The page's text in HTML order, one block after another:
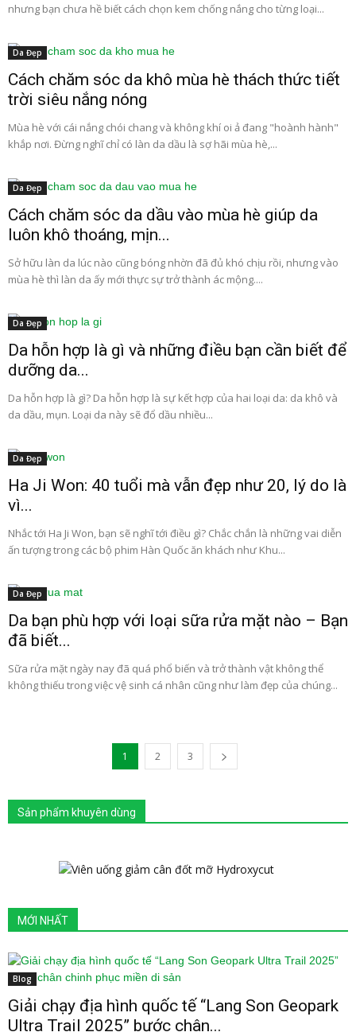
nhưng bạn chưa hề biết cách chọn kem chống nắng cho từng loại...
Da Đẹp
Cách chăm sóc da khô mùa hè thách thức tiết
trời siêu nắng nóng
Mùa hè với cái nắng chói chang và không khí oi ả đang "hoành hành"
khắp nơi. Đừng nghĩ chỉ có làn da dầu là sợ hãi mùa hè,...
Da Đẹp
Cách chăm sóc da dầu vào mùa hè giúp da
luôn khô thoáng, mịn...
Sở hữu làn da lúc nào cũng bóng nhờn đã đủ khó chịu rồi, nhưng vào
mùa hè thì làn da ấy mới thực sự trở thành ác mộng....
Da Đẹp
Da hỗn hợp là gì và những điều bạn cần biết để
dưỡng da...
Da hỗn hợp là gì? Da hỗn hợp là sự kết hợp của hai loại da: da khô và
da dầu, mụn. Loại da này sẽ đổ dầu nhiều...
Da Đẹp
Ha Ji Won: 40 tuổi mà vẫn đẹp như 20, lý do là
vì...
Nhắc tới Ha Ji Won, bạn sẽ nghĩ tới điều gì? Chắc chắn là những vai diễn
ấn tượng trong các bộ phim Hàn Quốc ăn khách như Khu...
Da Đẹp
Da bạn phù hợp với loại sữa rửa mặt nào – Bạn
đã biết...
Sữa rửa mặt ngày nay đã quá phổ biến và trở thành vật không thể
không thiếu trong việc vệ sinh cá nhân cũng như làm đẹp của chúng...
1 2 3
Sản phẩm khuyên dùng
MỚI NHẤT
Blog
Giải chạy địa hình quốc tế “Lang Son Geopark
Ultra Trail 2025” bước chân...